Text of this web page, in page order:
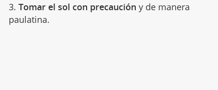
3. Tomar el sol con precaución y de manera
paulatina.